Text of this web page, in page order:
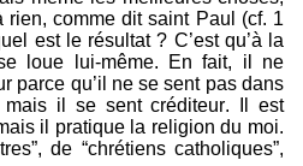
rien, comme dit saint Paul (cf. 1
est le résultat ? C’est qu’à la
loue lui-même. En fait, il ne
parce qu’il ne se sent pas dans
mais il se sent créditeur. Il est
il pratique la religion du moi.
de “chrétiens catholiques”,